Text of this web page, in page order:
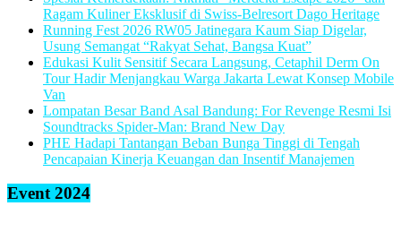
Ragam Kuliner Eksklusif di Swiss-Belresort Dago Heritage
Running Fest 2026 RW05 Jatinegara Kaum Siap Digelar,
Usung Semangat “Rakyat Sehat, Bangsa Kuat”
Edukasi Kulit Sensitif Secara Langsung, Cetaphil Derm On
Tour Hadir Menjangkau Warga Jakarta Lewat Konsep Mobile
Van
Lompatan Besar Band Asal Bandung: For Revenge Resmi Isi
Soundtracks Spider-Man: Brand New Day
PHE Hadapi Tantangan Beban Bunga Tinggi di Tengah
Pencapaian Kinerja Keuangan dan Insentif Manajemen
Event 2024